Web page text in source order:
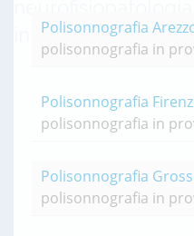
in Toscana.
Polisonnografia
polisonnografia in
Polisonnografia
polisonnografia in
Polisonnografia
polisonnografia in